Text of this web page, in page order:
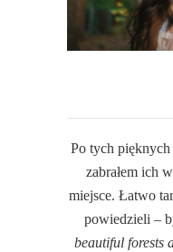
Po tych pięknych
zabrałem ich
miejsce. Łatwo
powiedzieli –
beautiful forests